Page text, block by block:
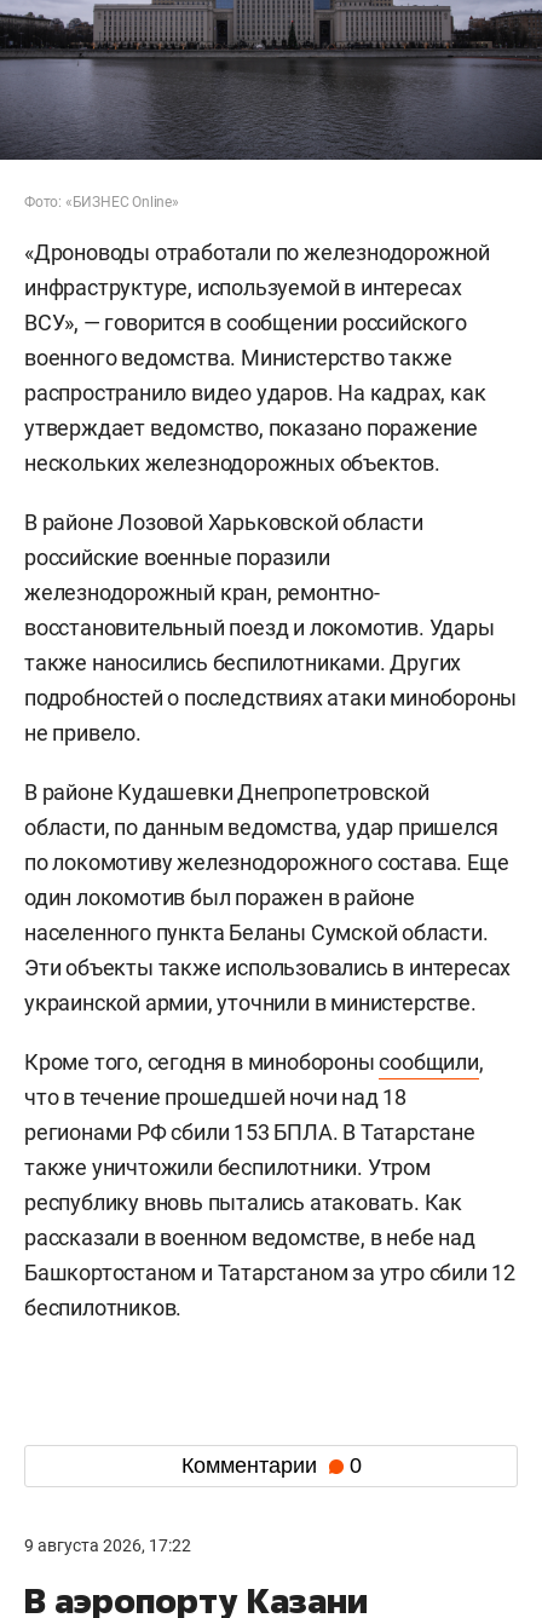
Фото: «БИЗНЕС Online»
«Дроноводы отработали по железнодорожной
инфраструктуре, используемой в интересах
ВСУ», — говорится в сообщении российского
военного ведомства. Министерство также
распространило видео ударов. На кадрах, как
утверждает ведомство, показано поражение
нескольких железнодорожных объектов.
В районе Лозовой Харьковской области
российские военные поразили
железнодорожный кран, ремонтно-
восстановительный поезд и локомотив. Удары
также наносились беспилотниками. Других
подробностей о последствиях атаки минобороны
не привело.
В районе Кудашевки Днепропетровской
области, по данным ведомства, удар пришелся
по локомотиву железнодорожного состава. Еще
один локомотив был поражен в районе
населенного пункта Беланы Сумской области.
Эти объекты также использовались в интересах
украинской армии, уточнили в министерстве.
Кроме того, сегодня в миноборонысообщили,
что в течение прошедшей ночи над 18
регионами РФ сбили 153 БПЛА. В Татарстане
также уничтожили беспилотники. Утром
республику вновь пытались атаковать. Как
рассказали в военном ведомстве, в небе над
Башкортостаном и Татарстаном за утро сбили 12
беспилотников.
Комментарии 0
9 августа 2026, 17:22
В аэропорту Казани